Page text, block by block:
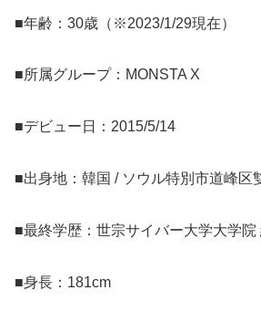
■年齢：30歳（※2023/1/29現在）
■所属グループ：MONSTA X
■デビュー日：2015/5/14
■出身地：韓国 / ソウル特別市道峰区
■最終学歴：世宗サイバー大学大学院
■身長：181cm